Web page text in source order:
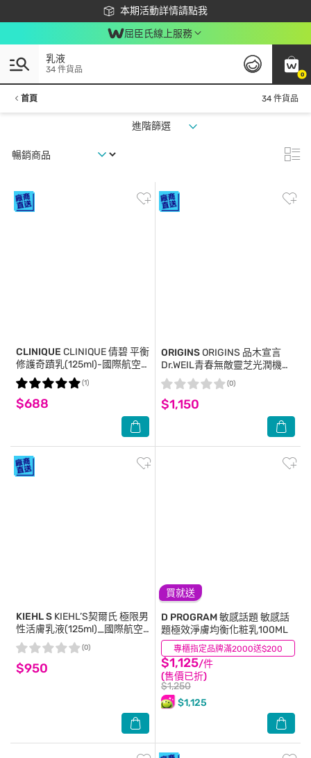
本期活動詳情請點我
下載app最高回饋$350
屈臣氏線上服務
0
乳液
34 件貨品
首頁 34 件貨品
進階篩選
CLINIQUE CLINIQUE 倩碧 平衡
修護奇蹟乳(125ml)-國際航空
版
$688
(1)
ORIGINSORIGINS 品木宣言
Dr.WEIL青春無敵靈芝光潤機能
乳液(100ml)-國際航空版
$1,150
(0)
KIEHL S KIEHL’S契爾氏 極限男
性活膚乳液(125ml)_國際航空
版
$950
(0)
買就送
專櫃指定品牌滿2000送$200
D PROGRAM 敏感話題敏感話
題極效淨膚均衡化粧乳100ML
$1,125/件
(售價已折)
$1,250
$1,125
(0)